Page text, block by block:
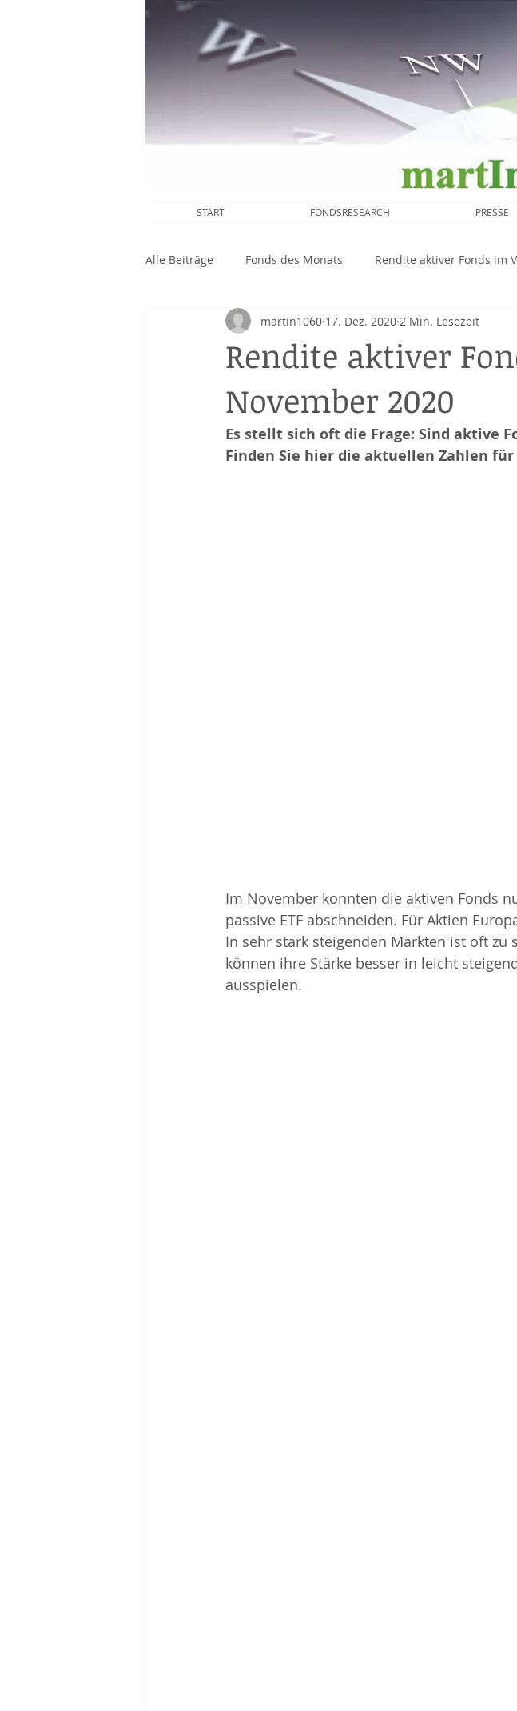
START FONDSRESEARCH PRESSE
Alle Beiträge Fonds des Monats Rendite aktiver Fonds im
martInvestments in den News Marktanalyse
Rendite aktiver
November 2020
martin1060 17. Dez. 2020 2 Min. Lesezeit
Es stellt sich oft die Frage: Sind aktive
Finden Sie hier die aktuellen Zahlen für
Im November konnten die aktiven Fonds
passive ETF abschneiden. Für Aktien
In sehr stark steigenden Märkten ist oft zu
können ihre Stärke besser in leicht
ausspielen.